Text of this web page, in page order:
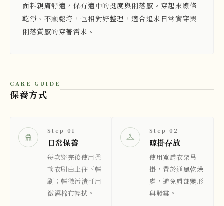
面料親膚舒適，保有適中的挺度與俐落感。穿起來線條
乾淨、不顯鬆垮，也相對好整理，適合追求日常實穿與
俐落質感的穿著需求。
CARE GUIDE
保養方式
Step 01
日常保養
每次穿完後使用柔
軟衣刷由上往下輕
刷；輕微污漬可用
微濕棉布輕拭。
Step 02
晾掛存放
使用寬肩衣架吊
掛，置於通風乾燥
處，避免肩部變形
與發霉。